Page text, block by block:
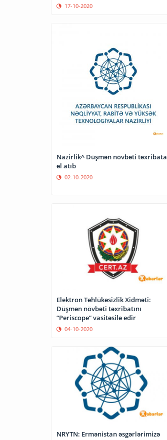
17-10-2020
Nazirlik^ Düşmən növbəti təxribata
əl atıb
02-10-2020
Elektron Təhlükəsizlik Xidməti:
Düşmən növbəti təxribatını
“Periscope” vasitəsilə edir
04-10-2020
NRYTN: Ermənistan əsgərlərimizə